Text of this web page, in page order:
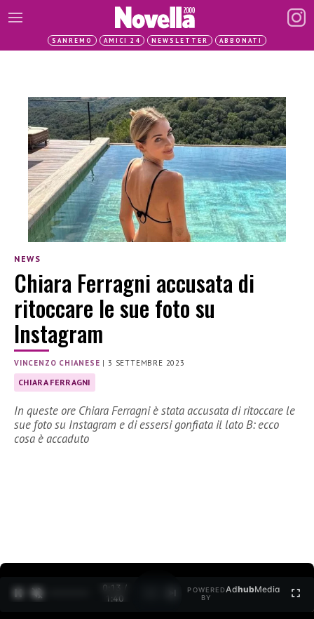
SANREMO AMICI 24 NEWSLETTER ABBONATI
NEWS
Chiara Ferragni accusata di
ritoccare le sue foto su
Instagram
VINCENZO CHIANESE |3 SETTEMBRE 2023
CHIARA FERRAGNI
In queste ore Chiara Ferragni è stata accusata di ritoccare le
sue foto su Instagram e di essersi gonfiata il lato B: ecco
cosa è accaduto
0:14 /
1:40
POWERED
BY
AdhubMedia